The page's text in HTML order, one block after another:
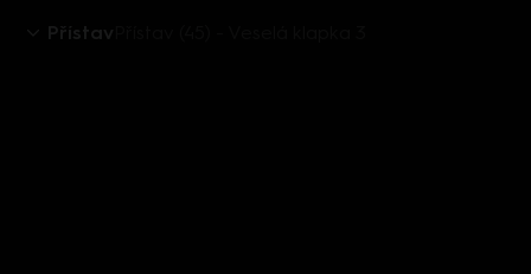
Přístav